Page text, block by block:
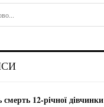
12-річної дівчинки